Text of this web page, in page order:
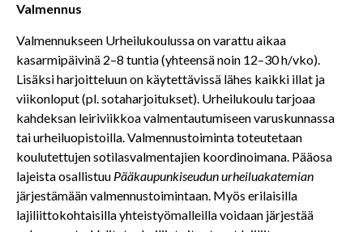
Valmennus
Valmennukseen Urheilukoulussa on varattu aikaa
kasarmipäivinä 2–8 tuntia (yhteensä noin 12–30 h/vko).
Lisäksi harjoitteluun on käytettävissä lähes kaikki illat ja
viikonloput (pl. sotaharjoitukset). Urheilukoulu tarjoaa
kahdeksan leiriviikkoa valmentautumiseen varuskunnassa
tai urheiluopistoilla. Valmennustoiminta toteutetaan
koulutettujen sotilasvalmentajien koordinoimana. Pääosa
lajeista osallistuu Pääkaupunkiseudun urheiluakatemian
järjestämään valmennustoimintaan. Myös erilaisilla
lajiliittokohtaisilla yhteistyömalleilla voidaan järjestää